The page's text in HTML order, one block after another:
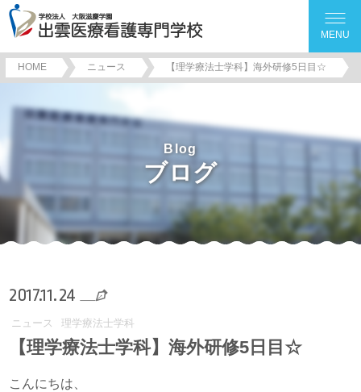
MENU
HOME ニュース 【理学療法士学科】海外研修5日目☆
Blog
ブログ
2017.11.24
ニュース 理学療法士学科
【理学療法士学科】海外研修5日目☆
こんにちは、